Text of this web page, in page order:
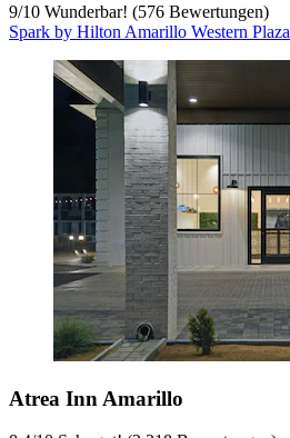
9/10 Wunderbar! (576 Bewertungen)
Spark by Hilton Amarillo Western Plaza
Atrea Inn Amarillo